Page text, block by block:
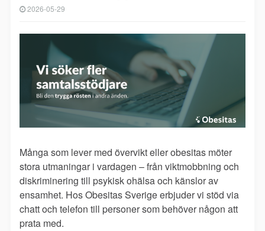
2026-05-29
Många som lever med övervikt eller obesitas möter
stora utmaningar i vardagen – från viktmobbning och
diskriminering till psykisk ohälsa och känslor av
ensamhet. Hos Obesitas Sverige erbjuder vi stöd via
chatt och telefon till personer som behöver någon att
prata med.